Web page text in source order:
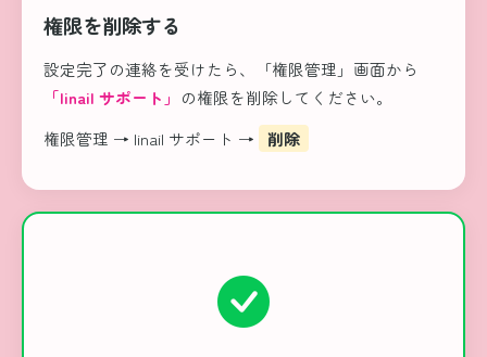
権限を削除する
設定完了の連絡を受けたら、「権限管理」画面から
「linail サポート」 の権限を削除してください。
権限管理 → linail サポート →
削除